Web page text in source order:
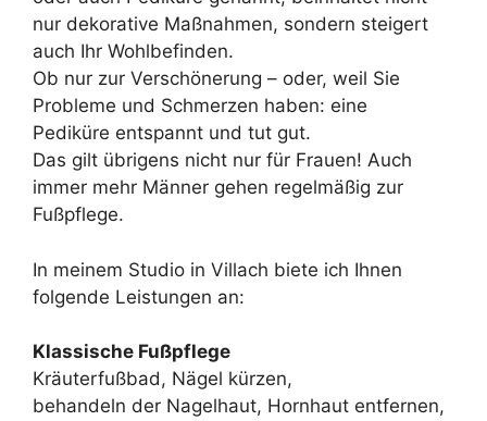
nur dekorative Maßnahmen, sondern steigert
auch Ihr Wohlbefinden.
Ob nur zur Verschönerung – oder, weil Sie
Probleme und Schmerzen haben: eine
Pediküre entspannt und tut gut.
Das gilt übrigens nicht nur für Frauen! Auch
immer mehr Männer gehen regelmäßig zur
Fußpflege.
In meinem Studio in Villach biete ich Ihnen
folgende Leistungen an:
Klassische Fußpflege
Kräuterfußbad, Nägel kürzen,
behandeln der Nagelhaut, Hornhaut entfernen,